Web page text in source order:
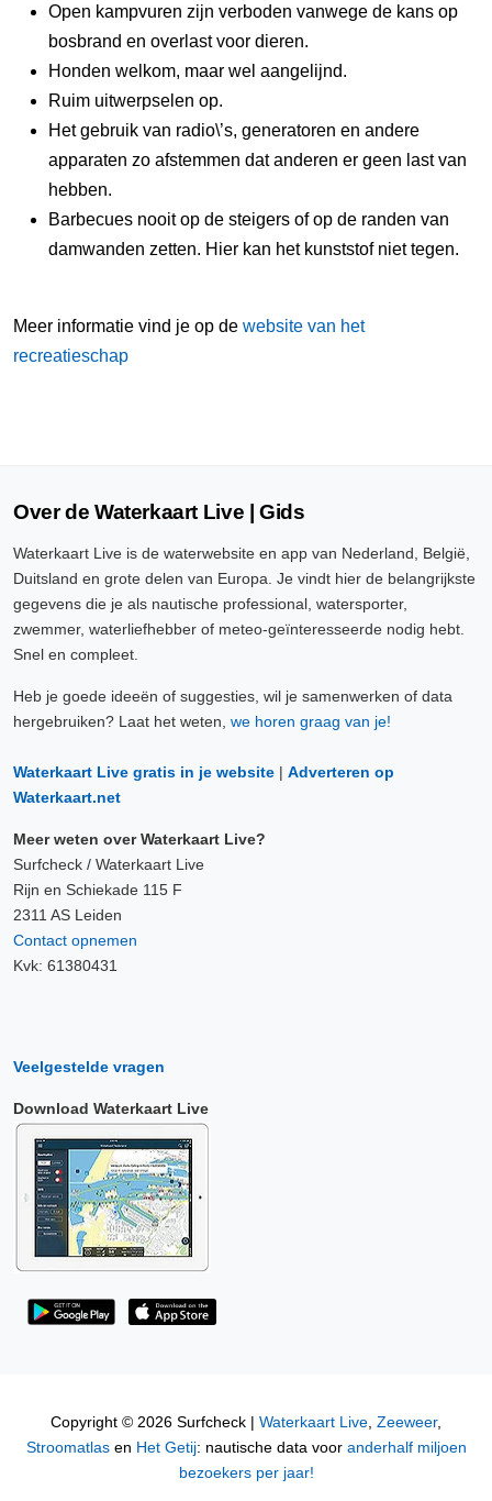
Open kampvuren zijn verboden vanwege de kans op
bosbrand en overlast voor dieren.
Honden welkom, maar wel aangelijnd.
Ruim uitwerpselen op.
Het gebruik van radio\’s, generatoren en andere
apparaten zo afstemmen dat anderen er geen last van
hebben.
Barbecues nooit op de steigers of op de randen van
damwanden zetten. Hier kan het kunststof niet tegen.
Meer informatie vind je op de website van het
recreatieschap
Over de Waterkaart Live | Gids
Waterkaart Live is de waterwebsite en app van Nederland, België,
Duitsland en grote delen van Europa. Je vindt hier de belangrijkste
gegevens die je als nautische professional, watersporter,
zwemmer, waterliefhebber of meteo-geïnteresseerde nodig hebt.
Snel en compleet.
Heb je goede ideeën of suggesties, wil je samenwerken of data
hergebruiken? Laat het weten, we horen graag van je!
Waterkaart Live gratis in je website | Adverteren op
Waterkaart.net
Meer weten over Waterkaart Live?
Surfcheck / Waterkaart Live
Rijn en Schiekade 115 F
2311 AS Leiden
Contact opnemen
Kvk: 61380431
Veelgestelde vragen
Download Waterkaart Live
Copyright © 2026 Surfcheck | Waterkaart Live, Zeeweer,
Stroomatlasen Het Getij: nautische data voor anderhalf miljoen
bezoekers per jaar!